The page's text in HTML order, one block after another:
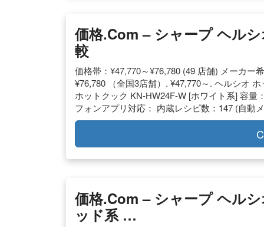
価格.com – シャープ ヘル
較
価格帯：¥47,770～¥76,780 (49 店舗) メーカー
¥76,780 （全国3店舗）. ¥47,770～. ヘルシオ
ホットクック KN-HW24F-W [ホワイト系] 容量
フォンアプリ対応： 内蔵レシピ数：147 (自動
価格.com – シャープ ヘル
ッド系 …